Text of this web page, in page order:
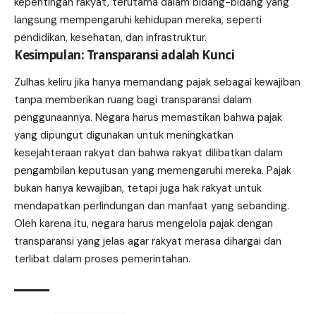
langsung mempengaruhi kehidupan mereka, seperti
pendidikan, kesehatan, dan infrastruktur.
Kesimpulan: Transparansi adalah Kunci
Zulhas keliru jika hanya memandang pajak sebagai kewajiban
tanpa memberikan ruang bagi transparansi dalam
penggunaannya. Negara harus memastikan bahwa pajak
yang dipungut digunakan untuk meningkatkan
kesejahteraan rakyat dan bahwa rakyat dilibatkan dalam
pengambilan keputusan yang memengaruhi mereka. Pajak
bukan hanya kewajiban, tetapi juga hak rakyat untuk
mendapatkan perlindungan dan manfaat yang sebanding.
Oleh karena itu, negara harus mengelola pajak dengan
transparansi yang jelas agar rakyat merasa dihargai dan
terlibat dalam proses pemerintahan.